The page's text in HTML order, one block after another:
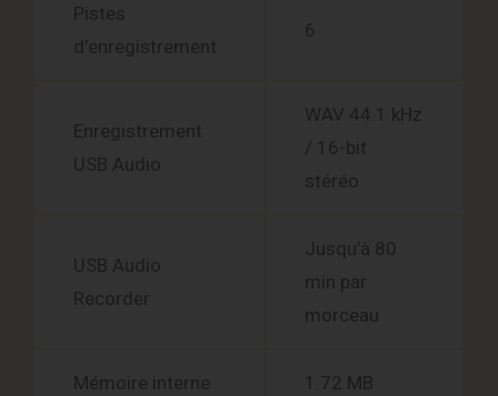
Pistes
d’enregistrement
6
Enregistrement
USB Audio
WAV 44.1 kHz
/ 16-bit
stéréo
USB Audio
Recorder
Jusqu’à 80
min par
morceau
Mémoire interne 1.72 MB